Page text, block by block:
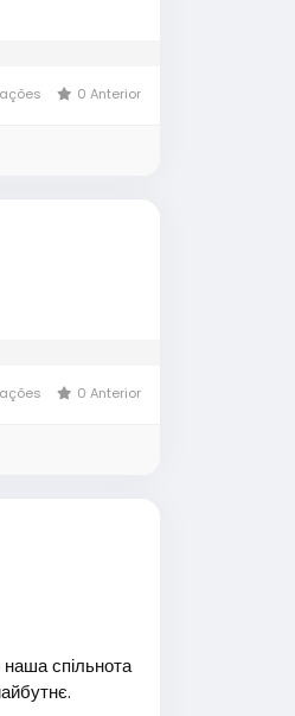
0 Anterior
0 Anterior
спільнота